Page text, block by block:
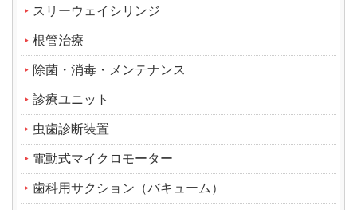
スリーウェイシリンジ
根管治療
除菌・消毒・メンテナンス
診療ユニット
虫歯診断装置
電動式マイクロモーター
歯科用サクション（バキューム）